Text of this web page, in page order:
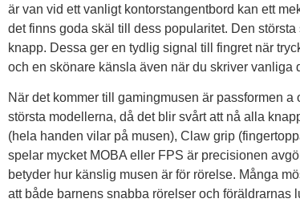
är van vid ett vanligt kontorstangentbord kan ett
det finns goda skäl till dess popularitet. Den
knapp. Dessa ger en tydlig signal till fingret när
och en skönare känsla även när du skriver vanliga
När det kommer till gamingmusen är passformen
största modellerna, då det blir svårt att nå alla
(hela handen vilar på musen), Claw grip
spelar mycket MOBA eller FPS är precisionen
betyder hur känslig musen är för rörelse. Många
att både barnens snabba rörelser och föräldrarnas